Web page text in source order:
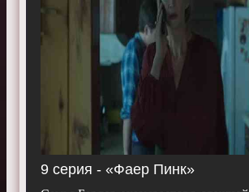
9 серия - «Фаер Пинк»